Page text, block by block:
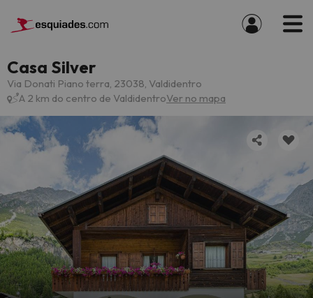
Casa Silver
Via Donati Piano terra, 23038, Valdidentro
A 2 km do centro de ValdidentroVer no mapa